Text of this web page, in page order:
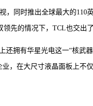
，同时推出全球最大的
先的情况下，TCL也交出
还拥有华星光电这一“核武
，在大尺寸液晶面板上不